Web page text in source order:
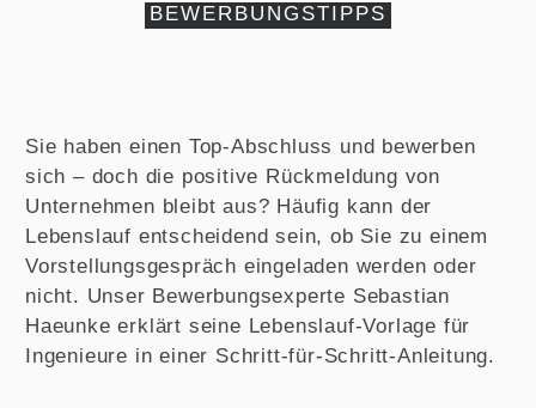
BEWERBUNGSTIPPS
Sie haben einen Top-Abschluss und bewerben
sich – doch die positive Rückmeldung von
Unternehmen bleibt aus? Häufig kann der
Lebenslauf entscheidend sein, ob Sie zu einem
Vorstellungsgespräch eingeladen werden oder
nicht. Unser Bewerbungsexperte Sebastian
Haeunke erklärt seine Lebenslauf-Vorlage für
Ingenieure in einer Schritt-für-Schritt-Anleitung.